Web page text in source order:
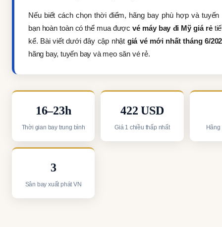
Nếu biết cách chọn thời điểm, hãng bay phù hợp và
bạn hoàn toàn có thể mua đượcvé máy bay đi Mỹ giá rẻ
kể. Bài viết dưới đây cập nhật giá vé mới nhất tháng 6/
hãng bay, tuyến bay và mẹo săn vé rẻ.
16–23h
Thời gian bay trung bình
422 USD
Giá 1 chiều thấp nhất
3
Sân bay xuất phát VN